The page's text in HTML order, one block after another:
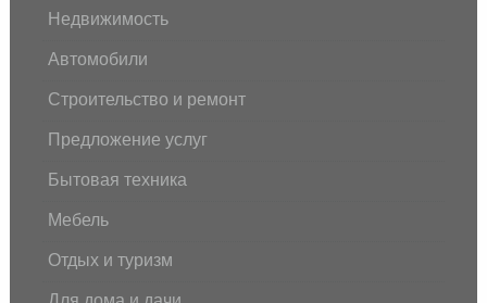
Недвижимость
Автомобили
Строительство и ремонт
Предложение услуг
Бытовая техника
Мебель
Отдых и туризм